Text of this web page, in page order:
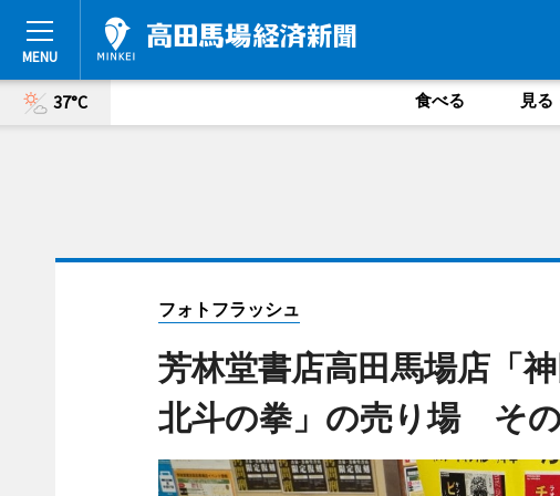
37°C 食べる 見る
フォトフラッシュ
芳林堂書店高田馬場店「
北斗の拳」の売り場 そ